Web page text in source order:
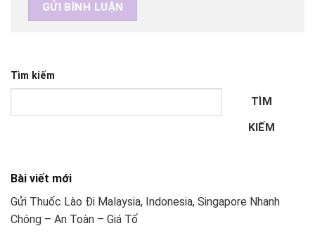
Tìm kiếm
TÌM
KIẾM
Bài viết mới
Gửi Thuốc Lào Đi Malaysia, Indonesia, Singapore Nhanh
Chóng – An Toàn – Giá Tố